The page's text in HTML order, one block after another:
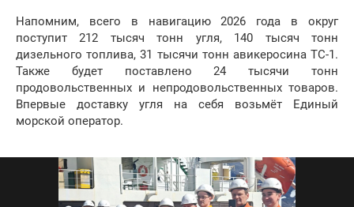
Напомним, всего в навигацию 2026 года в округ
поступит 212 тысяч тонн угля, 140 тысяч тонн
дизельного топлива, 31 тысячи тонн авикеросина ТС-1.
Также будет поставлено 24 тысячи тонн
продовольственных и непродовольственных товаров.
Впервые доставку угля на себя возьмёт Единый
морской оператор.